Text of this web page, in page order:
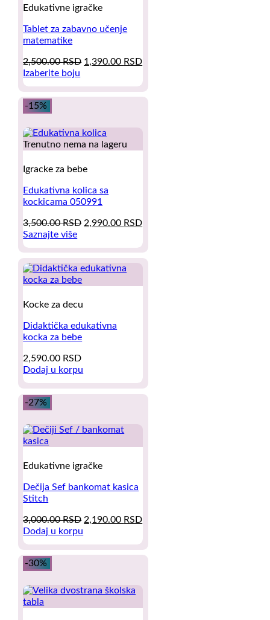
Edukativne igračke
Tablet za zabavno učenje
matematike
2,500.00RSD Original
2,500.00 RSD.
1,390.00 RSDCurrent
is:
1,390.00 RSD.
Izaberite boju
This
product
has
variants.
The
options
may
be
chosen
on
product
page
-15%
Trenutno nema na lageru
Igracke za bebe
Edukativna kolica sa
kockicama 050991
3,500.00RSD Original
3,500.00 RSD.
2,990.00 RSDCurrent
is:
2,990.00 RSD.
Saznajte više
Kocke za decu
Didaktička edukativna
kocka za bebe
2,590.00 RSD
Dodaj u korpu
-27%
Edukativne igračke
Dečija Sef bankomat kasica
Stitch
3,000.00RSD Original
3,000.00 RSD.
2,190.00 RSDCurrent
is:
2,190.00 RSD.
Dodaj u korpu
-30%